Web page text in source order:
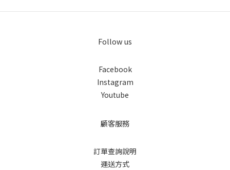
Follow us
Facebook
Instagram
Youtube
顧客服務
訂單查詢說明
運送方式